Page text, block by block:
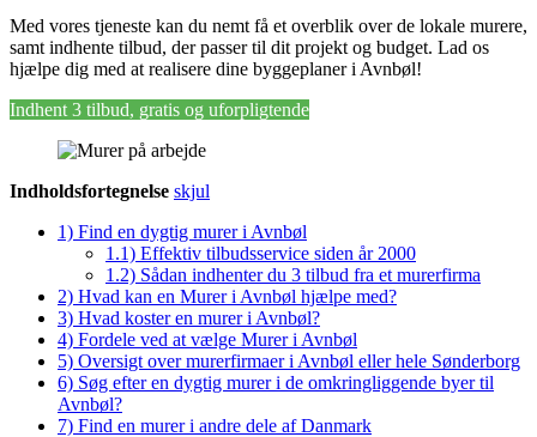
Med vores tjeneste kan du nemt få et overblik over de lokale murere,
samt indhente tilbud, der passer til dit projekt og budget. Lad os
hjælpe dig med at realisere dine byggeplaner i Avnbøl!
Indhent 3 tilbud, gratis og uforpligtende
Indholdsfortegnelse skjul
1) Find en dygtig murer i Avnbøl
1.1) Effektiv tilbudsservice siden år 2000
1.2) Sådan indhenter du 3 tilbud fra et murerfirma
2) Hvad kan en Murer i Avnbøl hjælpe med?
3) Hvad koster en murer i Avnbøl?
4) Fordele ved at vælge Murer i Avnbøl
5) Oversigt over murerfirmaer i Avnbøl eller hele Sønderborg
6) Søg efter en dygtig murer i de omkringliggende byer til
Avnbøl?
7) Find en murer i andre dele af Danmark